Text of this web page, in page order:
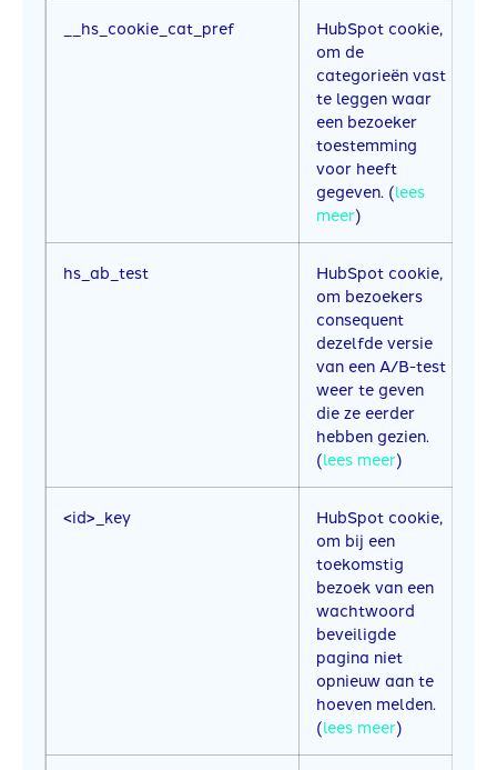
__hs_cookie_cat_pref
HubSpot cookie,
om de
categorieën vast
te leggen waar
een bezoeker
toestemming
voor heeft
gegeven. (lees
meer)
hs_ab_test
HubSpot cookie,
om bezoekers
consequent
dezelfde versie
van een A/B-test
weer te geven
die ze eerder
hebben gezien.
(lees meer)
<id>_key
HubSpot cookie,
om bij een
toekomstig
bezoek van een
wachtwoord
beveiligde
pagina niet
opnieuw aan te
hoeven melden.
(lees meer)